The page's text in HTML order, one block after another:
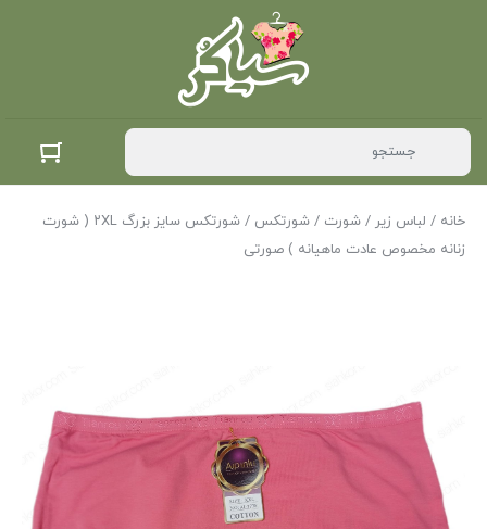
خانه / لباس زیر / شورت / شورتکس
/ شورتکس سایز بزرگ ۲XL ( شورت
زنانه مخصوص عادت ماهیانه ) صورتی